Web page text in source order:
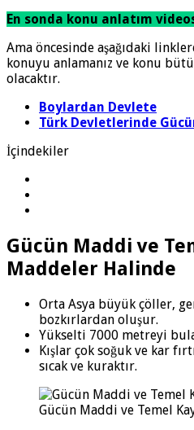
En sonda konu anlatım
Ama öncesinde aşağıdaki
konuyu anlamanız ve konu
olacaktır.
Boylardan Devlete
Türk Devletlerinde
İçindekiler
Gücün Maddi ve
Maddeler Halinde
Orta Asya büyük çöller,
bozkırlardan oluşur.
Yükselti 7000 metreyi
Kışlar çok soğuk ve kar
sıcak ve kuraktır.
Gücün Maddi ve Temel